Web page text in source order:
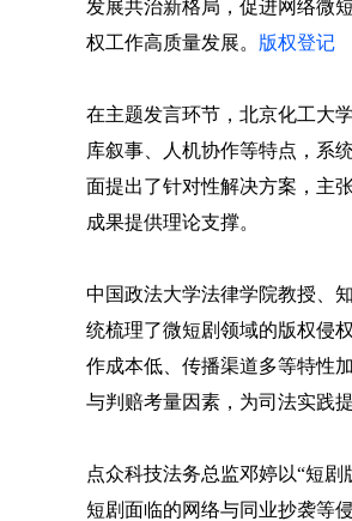
发展共治新格局，促进网络微
权工作高质量发展。 版权登记
在主题发言环节，北京化工大
库叙事、人机协作等特点，系
面提出了针对性解决方案，主
成果提供理论支撑。
中国政法大学法律学院教授、
统梳理了微短剧领域的版权侵
作成本低、传播渠道多等特性
与判赔考量因素，为司法实践
点众科技法务总监邓婷以“短
短剧面临的网络与同业抄袭等